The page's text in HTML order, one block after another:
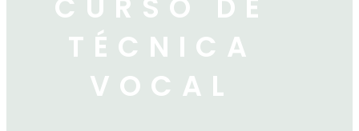
TÉCNICA
VOCAL